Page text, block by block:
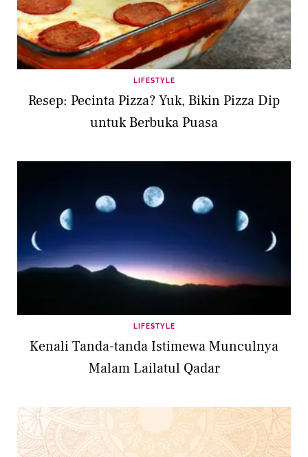
LIFESTYLE
Resep: Pecinta Pizza? Yuk, Bikin Pizza Dip
untuk Berbuka Puasa
LIFESTYLE
Kenali Tanda-tanda Istimewa Munculnya
Malam Lailatul Qadar